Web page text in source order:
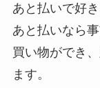
あと払いで好
あと払いなら
買い物ができ
ます。